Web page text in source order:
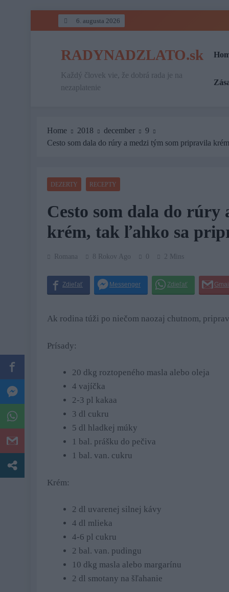
6. augusta 2026
RADYNADZLATO.sk
Každý človek vie, že dobrá rada je na
nezaplatenie
Home 2018 december
9
Cesto som dala do rúry a medzi tým som pripravila
DEZERTY RECEPTY
Cesto som dala do
krém, tak ľahko sa
Romana 8 Rokov Ago 0 2 Mins
Ak rodina túži po niečom naozaj chutnom,
Prísady:
20 dkg roztopeného masla alebo oleja
4 vajíčka
2-3 pl kakaa
3 dl cukru
5 dl hladkej múky
1 bal. prášku do pečiva
1 bal. van. cukru
Krém:
2 dl uvarenej silnej kávy
4 dl mlieka
4-6 pl cukru
2 bal. van. pudingu
10 dkg masla alebo margarínu
2 dl smotany na šľahanie